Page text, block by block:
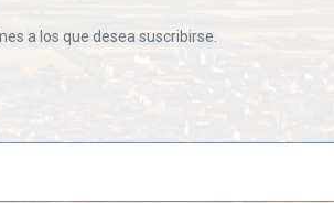
a los que desea suscribirse.